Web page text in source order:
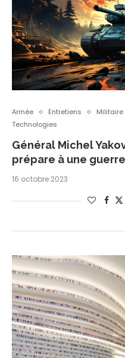
Armée Entretiens Militaire
Technologies
Général Michel
prépare à une
16 octobre 2023